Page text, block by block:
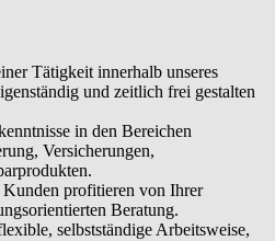
Tätigkeit innerhalb unseres
und zeitlich frei gestalten
in den Bereichen
Versicherungen,
profitieren von Ihrer
Beratung.
selbstständige Arbeitsweise,